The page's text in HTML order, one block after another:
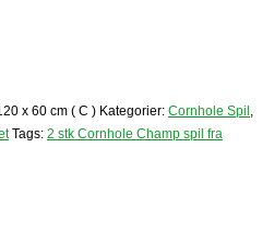
x 60 cm ( C ) Kategorier: Cornhole Spil
Tags: 2 stk Cornhole Champ spil fra